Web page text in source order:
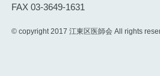
FAX 03-3649-1631
© copyright 2017 江東区医師会 All rights